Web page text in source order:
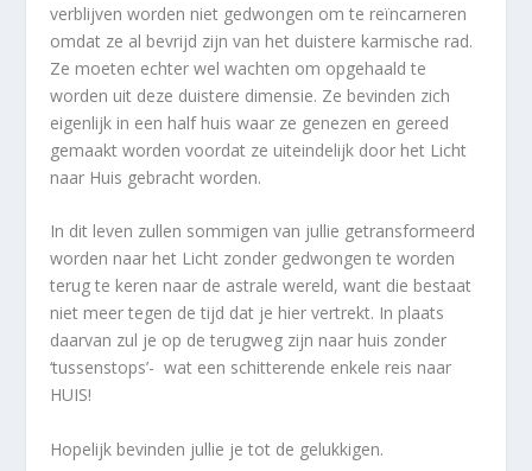
verblijven worden niet gedwongen om te reïncarneren
omdat ze al bevrijd zijn van het duistere karmische rad.
Ze moeten echter wel wachten om opgehaald te
worden uit deze duistere dimensie. Ze bevinden zich
eigenlijk in een half huis waar ze genezen en gereed
gemaakt worden voordat ze uiteindelijk door het Licht
naar Huis gebracht worden.
In dit leven zullen sommigen van jullie getransformeerd
worden naar het Licht zonder gedwongen te worden
terug te keren naar de astrale wereld, want die bestaat
niet meer tegen de tijd dat je hier vertrekt. In plaats
daarvan zul je op de terugweg zijn naar huis zonder
‘tussenstops’- wat een schitterende enkele reis naar
HUIS!
Hopelijk bevinden jullie je tot de gelukkigen.